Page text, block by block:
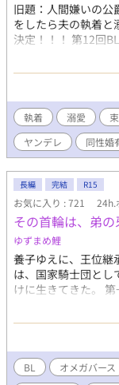
旧題：人間嫌いの公
をしたら夫の執着と
決定！！！ 第12回
言われた公爵様に
自分としては公爵の
結婚できる時代と
僕。なんてことを言
良く好きになった人
る。 だけど相手は
的に話されただけで
まうような人だ。だ
かった。 いくら惚
しまう。だから自分
そんな夫に提案した
るから、三年間仕事
公爵様と関わる時間
てくれる人だと知っ
で毎日辛くても頑張
これからは好きな人
時に使用人たちから
の辛い日々から解
わる時間が増えて少
したけど、元々噂
いで無駄な時間をと
いるかもしれない。
執着 溺愛
ヤンデレ
同性婚
長編 完結 R15
お気に入り : 721 24h.
その首輪は、弟の
ゆずまめ鯉
養子ゆえに、王位継
は、国家騎士団とし
けに生きてきた。
(19)は、そんな兄
た。自分を犠牲にし
と怪我の多い国家
期のとき。約束をす
屋へ行くと、国家騎
されるところを目撃
BL オメガバース